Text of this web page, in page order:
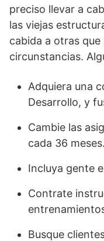
preciso llevar a
las viejas
cabida a otras
circunstancias.
Adquiera una
Desarrollo, y
Cambie las
cada 36 meses.
Incluya gente
Contrate
Busque